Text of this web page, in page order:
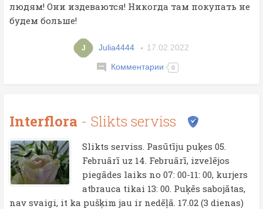
людям! Они издеваются! Никогда там покупать не
будем больше!
J Julia4444 17.02.2022
Комментарии 0
Interflora - Slikts serviss
Slikts serviss. Pasūtīju puķes 05.
Februārī uz 14. Februārī, izvelējos
piegādes laiks no 07: 00-11: 00, kurjers
atbrauca tikai 13: 00. Puķēs sabojātas,
nav svaigi, it ka pušķim jau ir nedēļā. 17.02 (3 dienas)